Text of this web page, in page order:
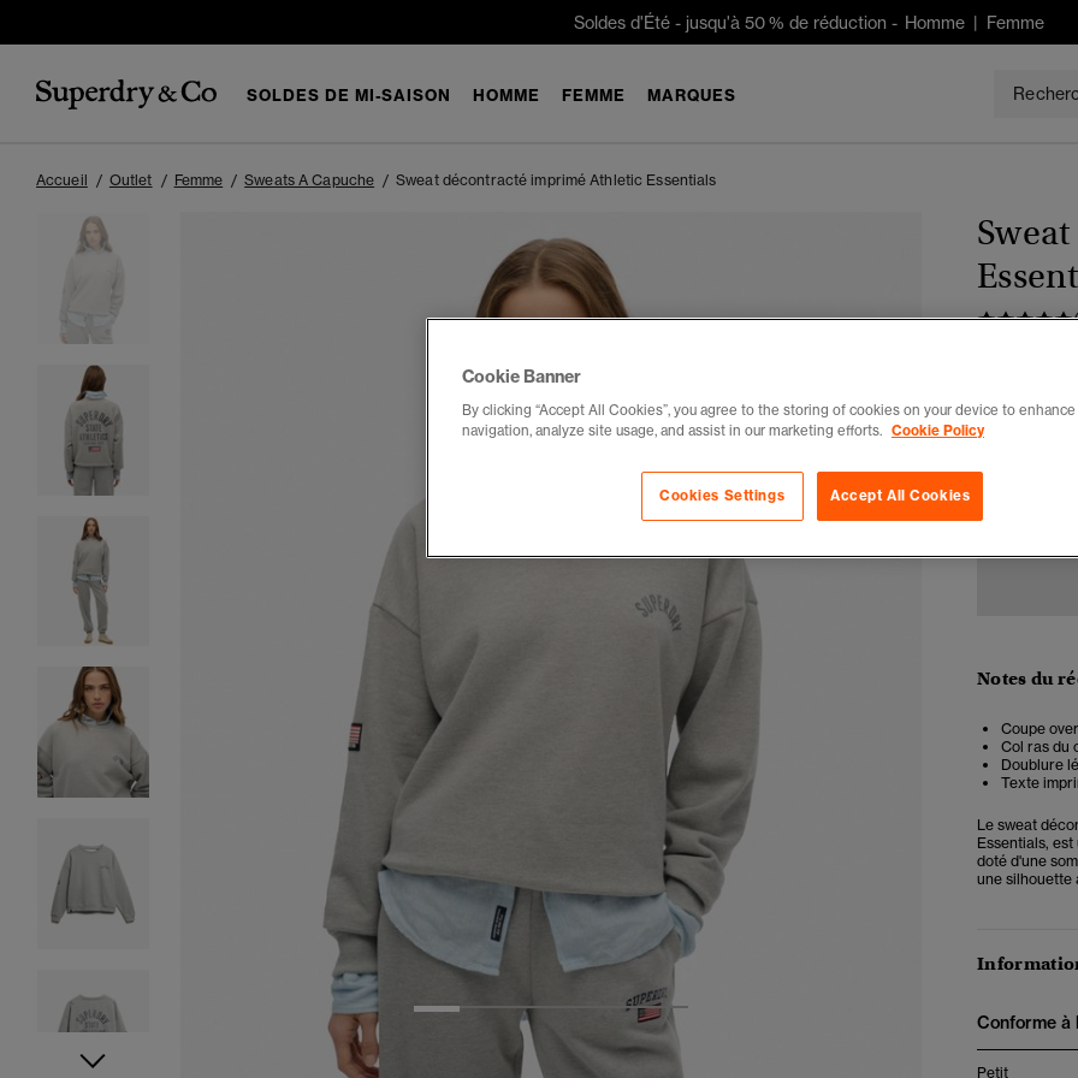
Soldes d'Été -jusqu'à 50 % de réduction - Homme| Femme
SOLDES DE MI-SAISON HOMME FEMME MARQUES
Accueil Outlet Femme Sweats A Capuche Sweat décontracté imprimé Athletic Essentials
3 6
Choisis Taille:
Notes du
Coupe
Col ras du
Doublure
Texte
Le sweat
Essentials,
doté d'une
une silhouette
Conforme à
Petit
Cookie Banner
By clicking “Accept All Cookies”, you agree to the storing of cookies on your device to
navigation, analyze site usage, and assist in our marketing efforts. Cookie Policy
Accept All Cookies
Cookies Settings